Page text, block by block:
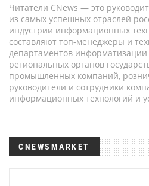
Читатели CNews — это
из самых успешных отраслей
индустрии информационных
составляют топ-менеджеры и
департаментов
региональных органов
промышленных компаний,
руководители и сотрудники
информационных технологий и
CNEWSMARKET